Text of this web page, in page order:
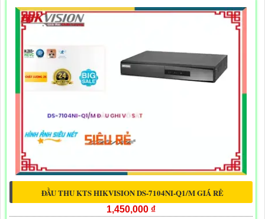
ĐẦU THU KTS HIKVISION DS-7104NI-Q1/M GIÁ RẺ
1,450,000 ₫